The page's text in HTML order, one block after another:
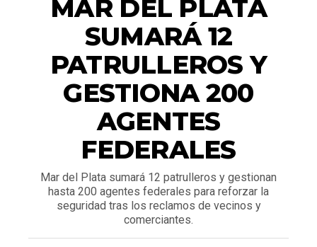
MAR DEL PLATA
SUMARÁ 12
PATRULLEROS Y
GESTIONA 200
AGENTES
FEDERALES
Mar del Plata sumará 12 patrulleros y gestionan
hasta 200 agentes federales para reforzar la
seguridad tras los reclamos de vecinos y
comerciantes.